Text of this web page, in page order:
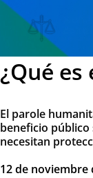
¿Qué
El parole
beneficio público
necesitan
12 de noviembre